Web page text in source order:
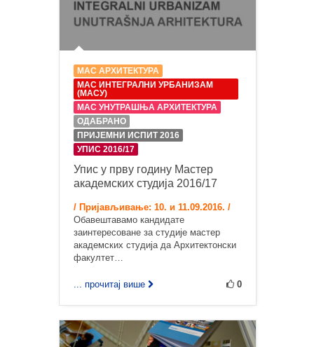
МАС АРХИТЕКТУРА
МАС ИНТЕГРАЛНИ УРБАНИЗАМ
(МАСУ)
МАС УНУТРАШЊА АРХИТЕКТУРА
ОДАБРАНО
ПРИЈЕМНИ ИСПИТ 2016
УПИС 2016/17
Упис у прву годину Мастер
академских студија 2016/17
/ Пријављивање: 10. и 11.09.2016. /
Обавештавамо кандидате
заинтересоване за студије мастер
академских студија да Архитектонски
факултет…
... прочитај више 0